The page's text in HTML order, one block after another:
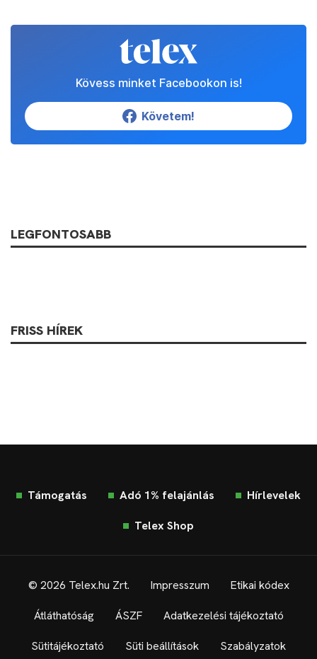
Kövess minket Facebookon is!
Követem!
LEGFONTOSABB
FRISS HÍREK
Támogatás Adó 1% felajánlás Hírlevelek
Telex Shop
© 2026 Telex.hu Zrt. Impresszum Etikai kódex
Átláthatóság ÁSZF Adatkezelési tájékoztató
Sütitájékoztató Süti beállítások Szabályzatok